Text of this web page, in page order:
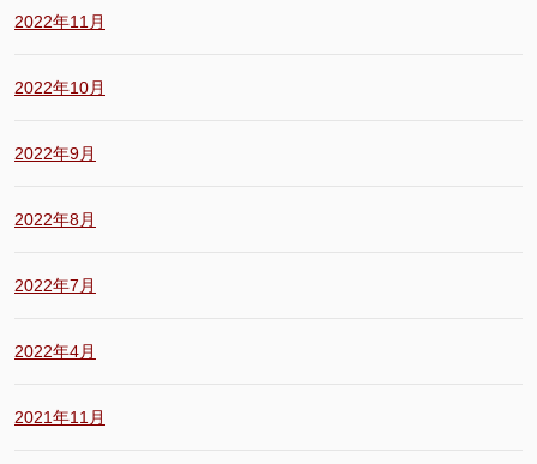
2022年11月
2022年10月
2022年9月
2022年8月
2022年7月
2022年4月
2021年11月